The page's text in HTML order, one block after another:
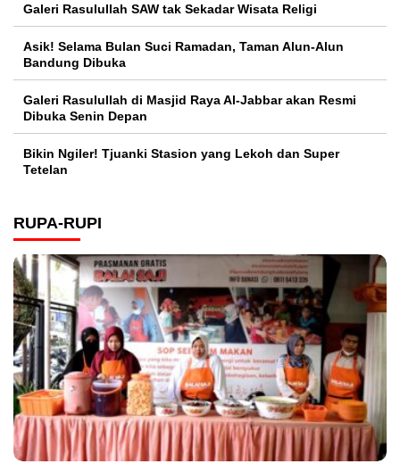
Galeri Rasulullah SAW tak Sekadar Wisata Religi
Asik! Selama Bulan Suci Ramadan, Taman Alun-Alun
Bandung Dibuka
Galeri Rasulullah di Masjid Raya Al-Jabbar akan Resmi
Dibuka Senin Depan
Bikin Ngiler! Tjuanki Stasion yang Lekoh dan Super
Tetelan
RUPA-RUPI